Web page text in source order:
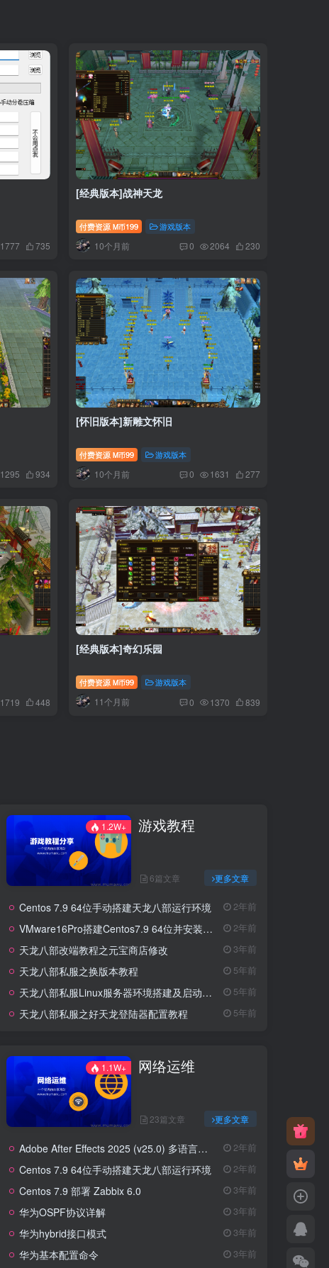
1777 735
[经典版本]战神天龙
付费资源 M币199 游戏版本
10个月前 0 2064 230
1295 934
[怀旧版本]新雕文怀旧
付费资源 M币99 游戏版本
10个月前 0 1631 277
1719 448
[经典版本]奇幻乐园
付费资源 M币99 游戏版本
11个月前 0 1370 839
1.2W+ 游戏教程
6篇文章 更多文章
Centos 7.9 64位手动搭建天龙八部运行环境 2年前
VMware16Pro搭建Centos7.9 64位并安装天龙八部环境 2年前
天龙八部改端教程之元宝商店修改 3年前
天龙八部私服之换版本教程 5年前
天龙八部私服Linux服务器环境搭建及启动教程 5年前
天龙八部私服之好天龙登陆器配置教程 5年前
1.1W+ 网络运维
23篇文章 更多文章
Adobe After Effects 2025 (v25.0) 多语言中文破解直装版 2年前
Centos 7.9 64位手动搭建天龙八部运行环境 2年前
Centos 7.9 部署 Zabbix 6.0 3年前
华为OSPF协议详解 3年前
华为hybrid接口模式 3年前
华为基本配置命令 3年前